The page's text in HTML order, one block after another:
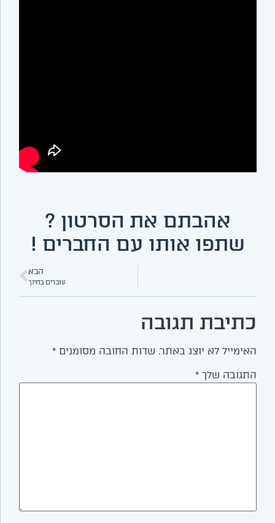
אהבתם את הסרטון ?
שתפו אותו עם החברים !
הבא
עוברים בחיוך
כתיבת תגובה
האימייל לא יוצג באתר. שדות החובה מסומנים *
התגובה שלך *